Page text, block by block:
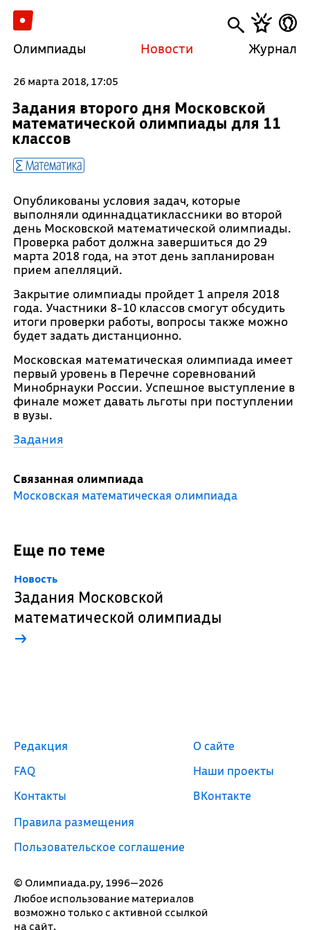
Олимпиады Новости Журнал
26 марта 2018, 17:05
Задания второго дня Московской
математической олимпиады для 11
классов
Математика
Опубликованы условия задач, которые
выполняли одиннадцатиклассники во второй
день Московской математической олимпиады.
Проверка работ должна завершиться до 29
марта 2018 года, на этот день запланирован
прием апелляций.
Закрытие олимпиады пройдет 1 апреля 2018
года. Участники 8-10 классов смогут обсудить
итоги проверки работы, вопросы также можно
будет задать дистанционно.
Московская математическая олимпиада имеет
первый уровень в Перечне соревнований
Минобрнауки России. Успешное выступление в
финале может давать льготы при поступлении
в вузы.
Задания
Связанная олимпиада
Московская математическая олимпиада
Еще по теме
Новость
Задания Московской
математической олимпиады
→
© Олимпиада.ру, 1996—2026
Любое использование материалов
возможно только с активной ссылкой
на сайт.
Редакция
FAQ
Контакты
Правила размещения
Пользовательское соглашение
О сайте
Наши проекты
ВКонтакте